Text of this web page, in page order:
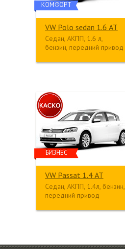
КОМФОРТ
VW Polo sedan 1.6 АТ
Седан, АКПП, 1.6 л,
бензин, передний привод
БИЗНЕС
VW Passat 1.4 АТ
Седан, АКПП, 1.4л, бензин,
передний привод